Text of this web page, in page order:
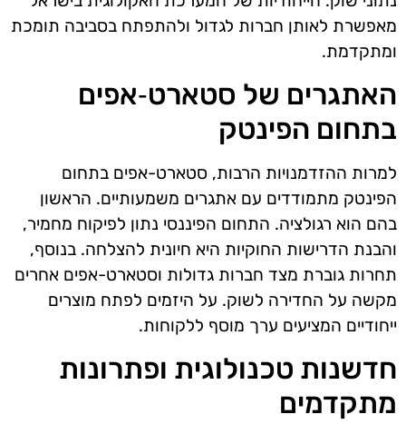
מאפשרת לאותן חברות לגדול ולהתפתח בסביבה תומכת
ומתקדמת.
האתגרים של סטארט‑אפים
בתחום הפינטק
למרות ההזדמנויות הרבות, סטארט-אפים בתחום
הפינטק מתמודדים עם אתגרים משמעותיים. הראשון
בהם הוא רגולציה. התחום הפיננסי נתון לפיקוח מחמיר,
והבנת הדרישות החוקיות היא חיונית להצלחה. בנוסף,
תחרות גוברת מצד חברות גדולות וסטארט-אפים אחרים
מקשה על החדירה לשוק. על היזמים לפתח מוצרים
ייחודיים המציעים ערך מוסף ללקוחות.
חדשנות טכנולוגית ופתרונות
מתקדמים